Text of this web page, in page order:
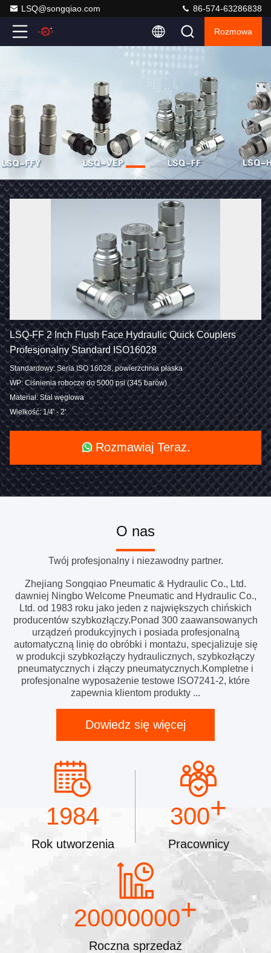
LSQ@songqiao.com 86-574-63286838
Rozmowa
LSQ-FF 2 Inch Flush Face Hydraulic Quick Couplers
Profesjonalny Standard ISO16028
Standardowy: Seria ISO 16028, powierzchnia płaska
WP: Ciśnienia robocze do 5000 psi (345 barów)
Materiał: Stal węglowa
Wielkość: 1/4' - 2'
Rozmawiaj Teraz.
O nas
Twój profesjonalny i niezawodny partner.
Zhejiang Songqiao Pneumatic & Hydraulic Co., Ltd.
dawniej Ningbo Welcome Pneumatic and Hydraulic Co.,
Ltd. od 1983 roku jako jeden z największych chińskich
producentów szybkozłączy.Ponad 300 zaawansowanych
urządzeń produkcyjnych i posiada profesjonalną
automatyczną linię do obróbki i montażu, specjalizuje się
w produkcji szybkozłączy hydraulicznych, szybkozłączy
pneumatycznych i złączy pneumatycznych.Kompletne i
profesjonalne wyposażenie testowe ISO7241-2, które
zapewnia klientom produkty ...
Dowiedz się więcej
1984
Rok utworzenia
300+
Pracownicy
20000000+
Roczna sprzedaż